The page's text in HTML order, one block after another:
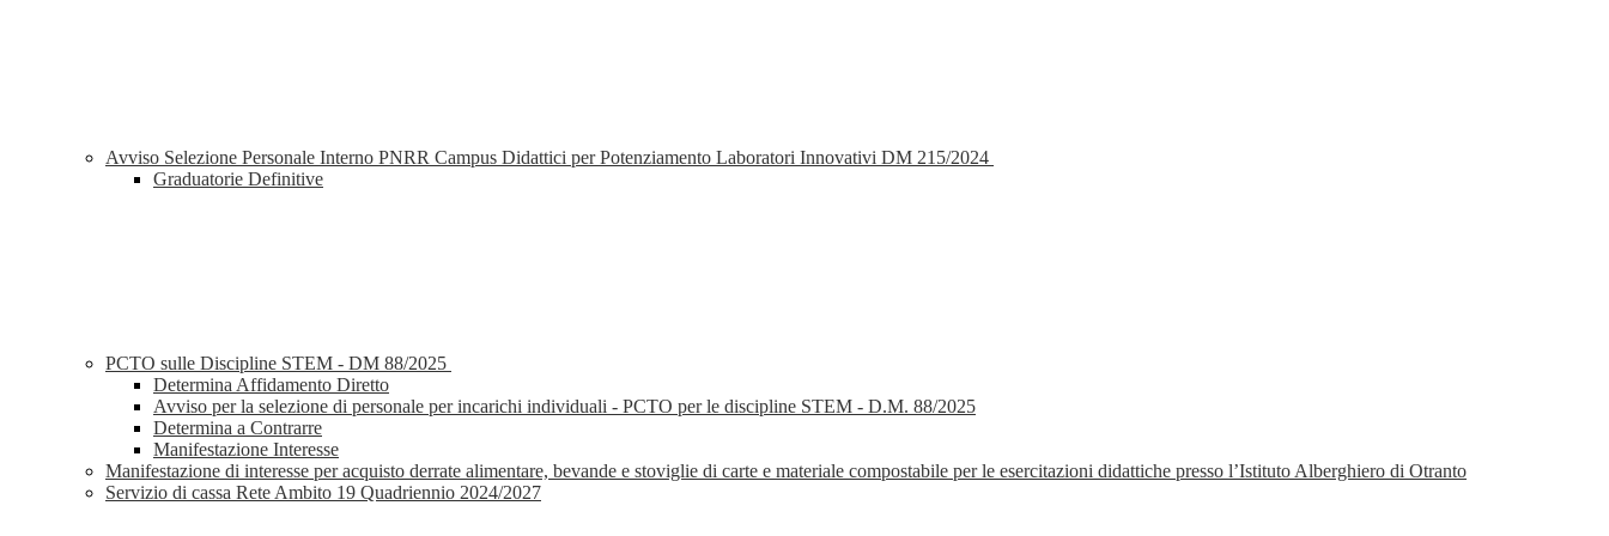
Avviso Selezione Personale Interno PNRR Campus Didattici per Potenziamento Laboratori Innovativi DM 215/2024
Graduatorie Definitive
PCTO sulle Discipline STEM - DM 88/2025
Determina Affidamento Diretto
Avviso per la selezione di personale per incarichi individuali - PCTO per le discipline STEM - D.M. 88/2025
Determina a Contrarre
Manifestazione Interesse
Manifestazione di interesse per acquisto derrate alimentare, bevande e stoviglie di carte e materiale compostabile per le esercitazioni didattiche presso l’Istituto Alberghiero di Otranto
Servizio di cassa Rete Ambito 19 Quadriennio 2024/2027